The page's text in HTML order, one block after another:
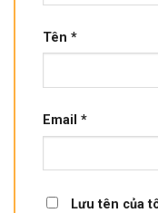
Tên *
Email *
Lưu tên của